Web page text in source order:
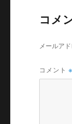
コメ
メールア
コメント※